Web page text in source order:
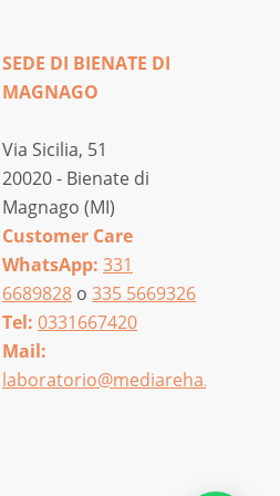
SEDE DI BIENATE DI
MAGNAGO
Via Sicilia, 51
20020 - Bienate di
Magnago (MI)
Customer Care
WhatsApp: 331
6689828 o 335 5669326
Tel: 0331667420
Mail:
laboratorio@mediareha.it